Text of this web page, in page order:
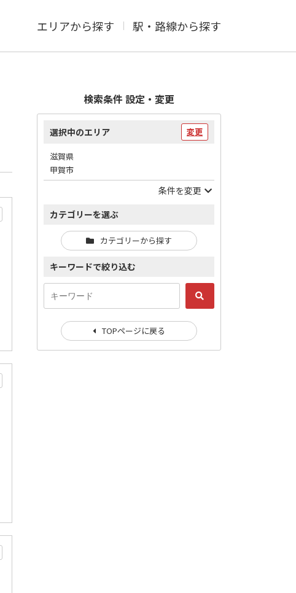
エリアから探す 駅・路線から探す
検索条件 設定・変更
選択中のエリア 変更
滋賀県
甲賀市
条件を変更
カテゴリーを選ぶ
カテゴリーから探す
キーワードで絞り込む
TOPページに戻る